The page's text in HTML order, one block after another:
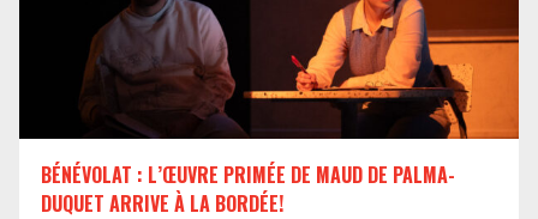
BÉNÉVOLAT : L’ŒUVRE PRIMÉE DE MAUD DE PALMA-
DUQUET ARRIVE À LA BORDÉE!